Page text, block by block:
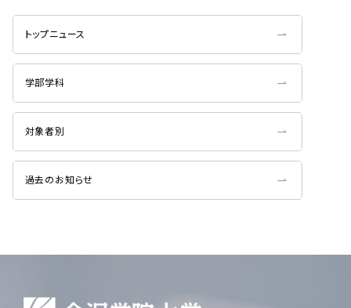
トップニュース
学部学科
対象者別
過去のお知らせ